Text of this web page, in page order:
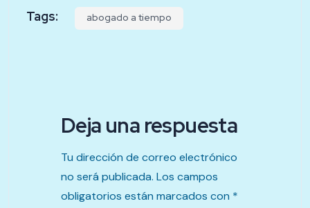
Tags: abogado a tiempo
Deja una respuesta
Tu dirección de correo electrónico
no será publicada. Los campos
obligatorios están marcados con *